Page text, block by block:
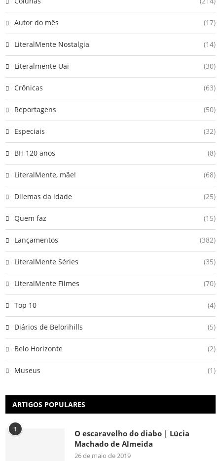
Autor do mês (17)
LiteralMente Nostalgia (14)
Literalmente Uai (30)
Crônicas (63)
Reportagens (50)
Especiais (32)
BH 120 anos (8)
LiteralMente, mãe! (68)
Dilemas da idade (25)
Quem faz (15)
Lançamentos (382)
LiteralMente Séries (35)
LiteralMente Filmes (70)
Top 10 (4)
Diários de Belorihills (5)
Belo Horizonte (2)
Museus (1)
ARTIGOS POPULARES
1
O escaravelho do diabo | Lúcia
Machado de Almeida
26 de maio de 2019